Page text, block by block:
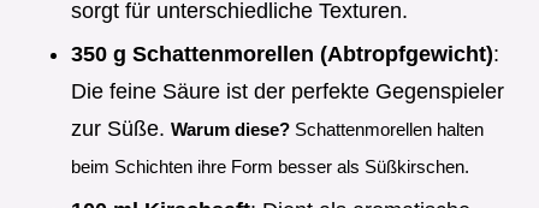
sorgt für unterschiedliche Texturen.
350 g Schattenmorellen (Abtropfgewicht):
Die feine Säure ist der perfekte Gegenspieler
zur Süße. Warum diese? Schattenmorellen halten
beim Schichten ihre Form besser als Süßkirschen.